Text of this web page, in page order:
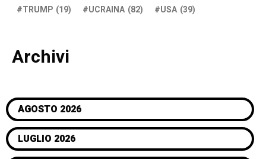
TRUMP (19) UCRAINA (82) USA (39)
Archivi
AGOSTO 2026
LUGLIO 2026